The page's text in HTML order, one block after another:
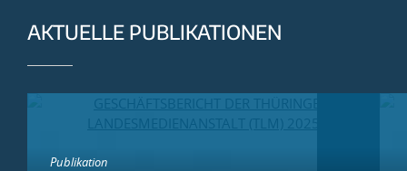
AKTUELLE PUBLIKATIONEN
Publikation